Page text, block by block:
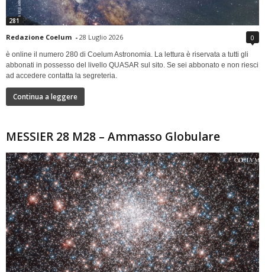
281
Redazione Coelum - 28 Luglio 2026 0
è online il numero 280 di Coelum Astronomia. La lettura è riservata a tutti gli
abbonati in possesso del livello QUASAR sul sito. Se sei abbonato e non riesci
ad accedere contatta la segreteria.
Continua a leggere
MESSIER 28 M28 – Ammasso Globulare